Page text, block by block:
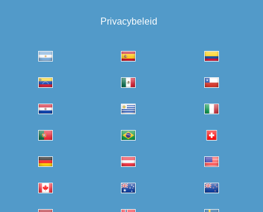
Privacybeleid